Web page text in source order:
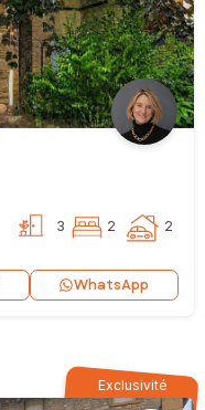
3 2 2
WhatsApp
Exclusivité